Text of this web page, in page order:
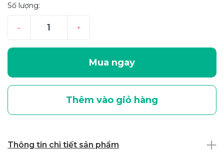
Số lượng:
– +
Mua ngay
Thêm vào giỏ hàng
Thông tin chi tiết sản phẩm